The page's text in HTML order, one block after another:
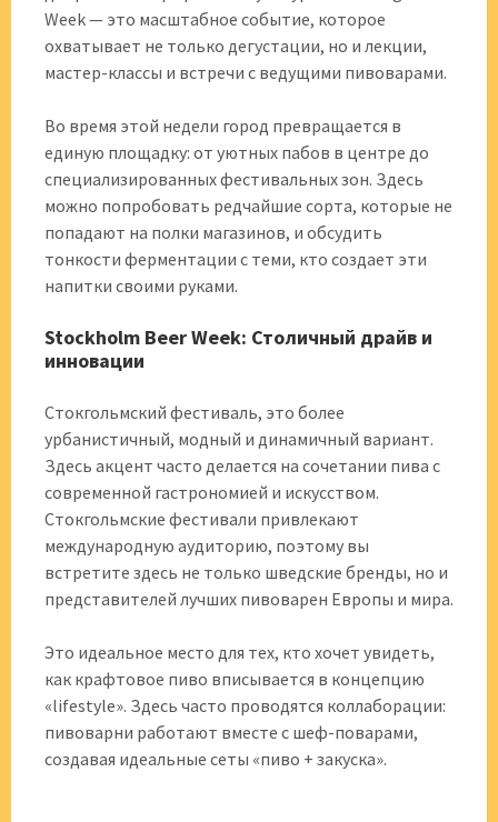
Week — это масштабное событие, которое
охватывает не только дегустации, но и лекции,
мастер-классы и встречи с ведущими пивоварами.
Во время этой недели город превращается в
единую площадку: от уютных пабов в центре до
специализированных фестивальных зон. Здесь
можно попробовать редчайшие сорта, которые не
попадают на полки магазинов, и обсудить
тонкости ферментации с теми, кто создает эти
напитки своими руками.
Stockholm Beer Week: Столичный драйв и
инновации
Стокгольмский фестиваль, это более
урбанистичный, модный и динамичный вариант.
Здесь акцент часто делается на сочетании пива с
современной гастрономией и искусством.
Стокгольмские фестивали привлекают
международную аудиторию, поэтому вы
встретите здесь не только шведские бренды, но и
представителей лучших пивоварен Европы и мира.
Это идеальное место для тех, кто хочет увидеть,
как крафтовое пиво вписывается в концепцию
«lifestyle». Здесь часто проводятся коллаборации:
пивоварни работают вместе с шеф-поварами,
создавая идеальные сеты «пиво + закуска».